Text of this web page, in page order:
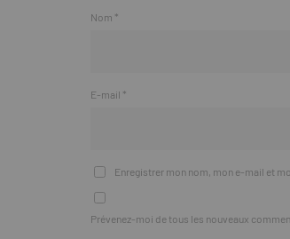
Nom *
E-mail *
Enregistrer mon nom, mon e-mail et
Prévenez-moi de tous les nouveaux